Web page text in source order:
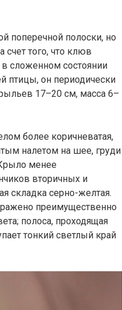
поперечной полоски, но
того, что клюв
сложенном состоянии
птицы, он периодически
17–20 см, масса 6–
более коричневатая,
налетом на шее, груди
менее
вторичных и
складка серно-желтая.
преимущественно
полоса, проходящая
тонкий светлый край